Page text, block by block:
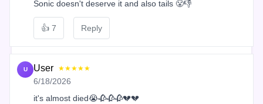
Sonic doesn't deserve it and also tails 😤👎
👍 7 Reply
U User ★★★★★
6/18/2026
it's almost died😭🥀🥀🥀💔💔